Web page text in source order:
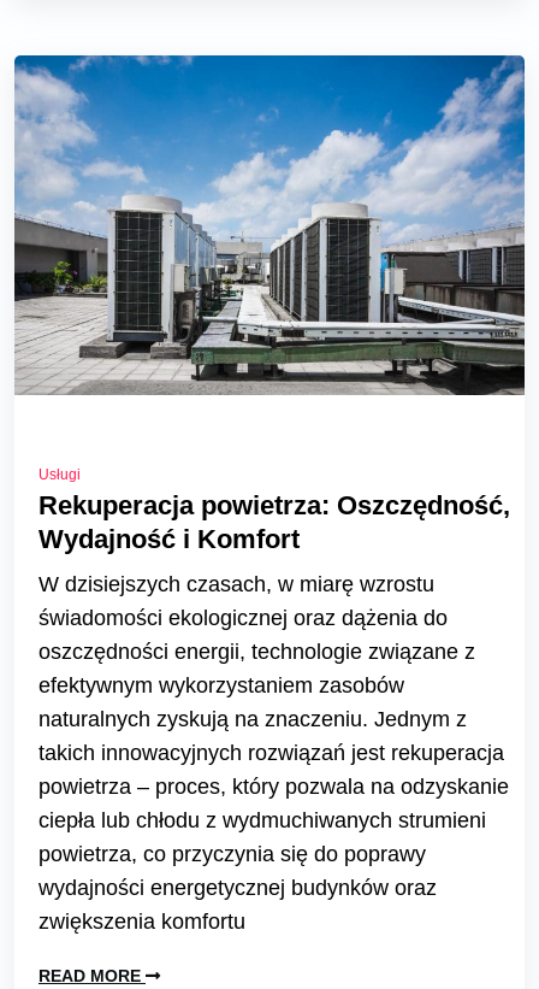
Usługi
Rekuperacja powietrza: Oszczędność,
Wydajność i Komfort
W dzisiejszych czasach, w miarę wzrostu
świadomości ekologicznej oraz dążenia do
oszczędności energii, technologie związane z
efektywnym wykorzystaniem zasobów
naturalnych zyskują na znaczeniu. Jednym z
takich innowacyjnych rozwiązań jest rekuperacja
powietrza – proces, który pozwala na odzyskanie
ciepła lub chłodu z wydmuchiwanych strumieni
powietrza, co przyczynia się do poprawy
wydajności energetycznej budynków oraz
zwiększenia komfortu
READ MORE